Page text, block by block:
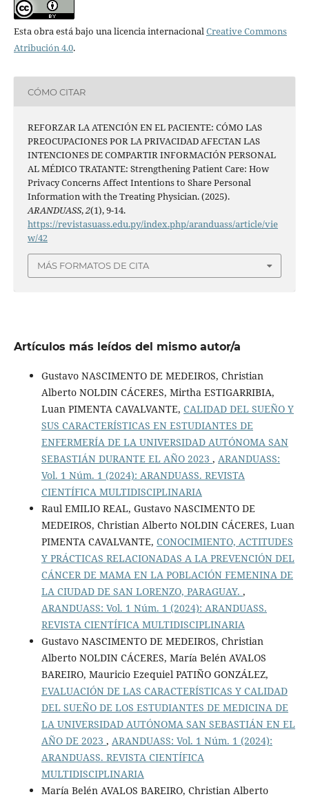
Esta obra está bajo una licencia internacionalCreative Commons
Atribución 4.0.
CÓMO CITAR
REFORZAR LA ATENCIÓN EN EL PACIENTE: CÓMO LAS
PREOCUPACIONES POR LA PRIVACIDAD AFECTAN LAS
INTENCIONES DE COMPARTIR INFORMACIÓN PERSONAL
AL MÉDICO TRATANTE: Strengthening Patient Care: How
Privacy Concerns Affect Intentions to Share Personal
Information with the Treating Physician. (2025).
ARANDUASS,2(1), 9-14.
https://revistasuass.edu.py/index.php/aranduass/article/vie
w/42
MÁS FORMATOS DE CITA
Artículos más leídos del mismo autor/a
Gustavo NASCIMENTO DE MEDEIROS, Christian
Alberto NOLDIN CÁCERES, Mirtha ESTIGARRIBIA,
Luan PIMENTA CAVALVANTE, CALIDAD DEL SUEÑO Y
SUS CARACTERÍSTICAS EN ESTUDIANTES DE
ENFERMERÍA DE LA UNIVERSIDAD AUTÓNOMA SAN
SEBASTIÁN DURANTE EL AÑO 2023 , ARANDUASS:
Vol. 1 Núm. 1 (2024): ARANDUASS. REVISTA
CIENTÍFICA MULTIDISCIPLINARIA
Raul EMILIO REAL, Gustavo NASCIMENTO DE
MEDEIROS, Christian Alberto NOLDIN CÁCERES, Luan
PIMENTA CAVALVANTE, CONOCIMIENTO, ACTITUDES
Y PRÁCTICAS RELACIONADAS A LA PREVENCIÓN DEL
CÁNCER DE MAMA EN LA POBLACIÓN FEMENINA DE
LA CIUDAD DE SAN LORENZO, PARAGUAY. ,
ARANDUASS: Vol. 1 Núm. 1 (2024): ARANDUASS.
REVISTA CIENTÍFICA MULTIDISCIPLINARIA
Gustavo NASCIMENTO DE MEDEIROS, Christian
Alberto NOLDIN CÁCERES, María Belén AVALOS
BAREIRO, Mauricio Ezequiel PATIÑO GONZÁLEZ,
EVALUACIÓN DE LAS CARACTERÍSTICAS Y CALIDAD
DEL SUEÑO DE LOS ESTUDIANTES DE MEDICINA DE
LA UNIVERSIDAD AUTÓNOMA SAN SEBASTIÁN EN EL
AÑO DE 2023 , ARANDUASS: Vol. 1 Núm. 1 (2024):
ARANDUASS. REVISTA CIENTÍFICA
MULTIDISCIPLINARIA
María Belén AVALOS BAREIRO, Christian Alberto